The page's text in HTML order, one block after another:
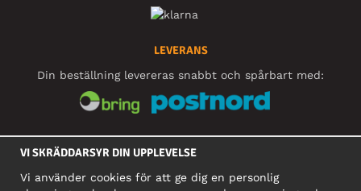
LEVERANS
Din beställning levereras snabbt och spårbart med:
SOCIALA MEDIER
VI SKRÄDDARSYR DIN UPPLEVELSE
Vi använder cookies för att ge dig en personlig